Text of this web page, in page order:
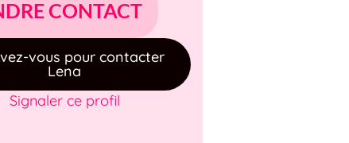
CONTACT
vous pour contacter
Lena
Signaler ce profil